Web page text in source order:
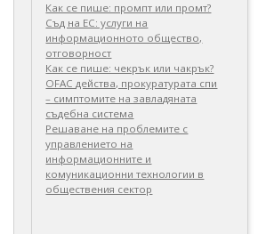
Как се пише: промпт или промт?
Съд на ЕС: услуги на
информационното общество,
отговорност
Как се пише: чекрък или чакрък?
OFAC действа, прокуратурата спи
– симптомите на завладяната
съдебна система
Решаване на проблемите с
управлението на
информационните и
комуникационни технологии в
обществения сектор